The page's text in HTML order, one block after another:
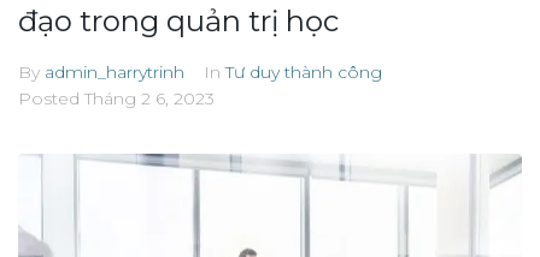
đạo trong quản trị học
By admin_harrytrinh InTư duy thành công
Posted Tháng 2 6, 2023